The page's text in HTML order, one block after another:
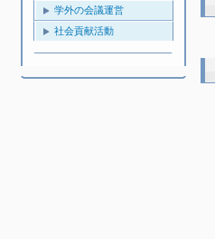
学外の会議運営
社会貢献活動